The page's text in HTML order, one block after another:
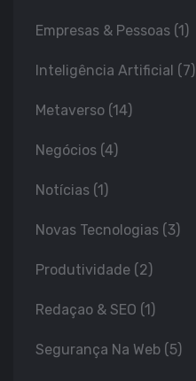
Empresas & Pessoas (1)
Inteligência Artificial (7)
Metaverso (14)
Negócios (4)
Notícias (1)
Novas Tecnologias (3)
Produtividade (2)
Redaçao & SEO (1)
Segurança Na Web (5)